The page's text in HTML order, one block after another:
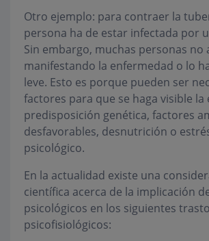
Otro ejemplo: para contraer la
persona ha de estar infectada por
Sin embargo, muchas personas no
manifestando la enfermedad o lo
leve. Esto es porque pueden ser
factores para que se haga visible la
predisposición genética, factores
desfavorables, desnutrición o
psicológico.
En la actualidad existe una
científica acerca de la implicación
psicológicos en los siguientes
psicofisiológicos: